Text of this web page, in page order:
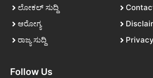
ಲೋಕಲ್ ಸುದ್ದಿ
ಆರೋಗ್ಯ
ರಾಜ್ಯ ಸುದ್ದಿ
Follow Us